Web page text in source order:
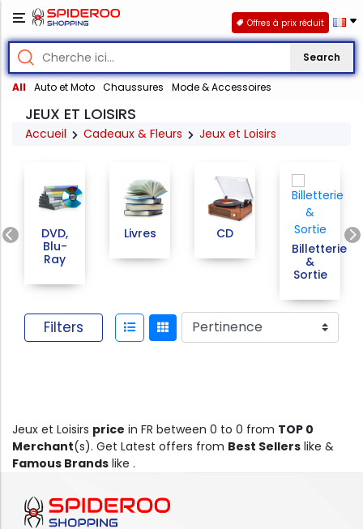
Search
All Auto et Moto Chaussures Mode & Accessoires
Offres à prix réduit
JEUX ET LOISIRS
Accueil Cadeaux & Fleurs Jeux et Loisirs
Previous
DVD,
Blu-
Ray
Livres
CD
Billetterie
&
Sortie
Filters
Jeux et Loisirs price in FR between 0 to 0 from TOP 0
Merchant(s). Get Latest offers from Best Sellers like &
Famous Brands like .